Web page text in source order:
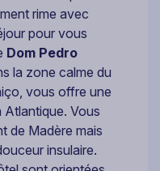
rime avec
pour vous
Dom Pedro
la zone calme du
vous offre une
Atlantique. Vous
de Madère mais
insulaire.